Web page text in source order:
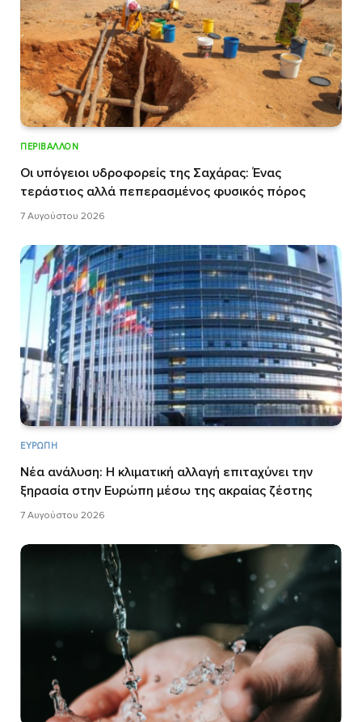
ΠΕΡΙΒΆΛΛΟΝ
Οι υπόγειοι υδροφορείς της Σαχάρας: Ένας
τεράστιος αλλά πεπερασμένος φυσικός πόρος
7 Αυγούστου 2026
ΕΥΡΏΠΗ
Νέα ανάλυση: Η κλιματική αλλαγή επιταχύνει την
ξηρασία στην Ευρώπη μέσω της ακραίας ζέστης
7 Αυγούστου 2026